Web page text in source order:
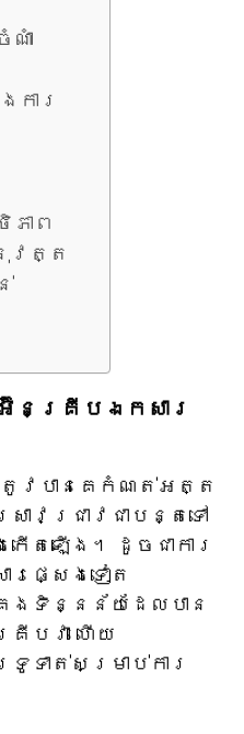
ាំ
ការ
ាព
វត្ត
អ៊ិនគ្រីបឯកសារ
ត្រូវ​បាន​គេ​កំណត់​អត្ត
ាវ​ជ្រាវ​ជា​បន្ត​ទៅ​
ើត​ឡើង។ ដូចជាការ
រផ្សេងទៀត
ងទិន្នន័យដែលបាន
បវា ហើយ
ទូទាត់សម្រាប់ការ